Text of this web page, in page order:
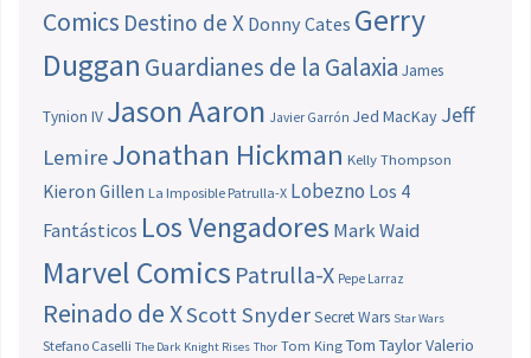
Comics Destino de X Donny Cates Gerry
Duggan Guardianes de la Galaxia James
Tynion IV Jason Aaron Javier Garrón Jed MacKay Jeff
LemireJonathan Hickman Kelly Thompson
Kieron Gillen La Imposible Patrulla-X Lobezno Los 4
Fantásticos Los Vengadores Mark Waid
Marvel Comics Patrulla-X Pepe Larraz
Reinado de XScott SnyderSecret Wars Star Wars
Stefano Caselli The Dark Knight Rises Thor Tom King Tom TaylorValerio